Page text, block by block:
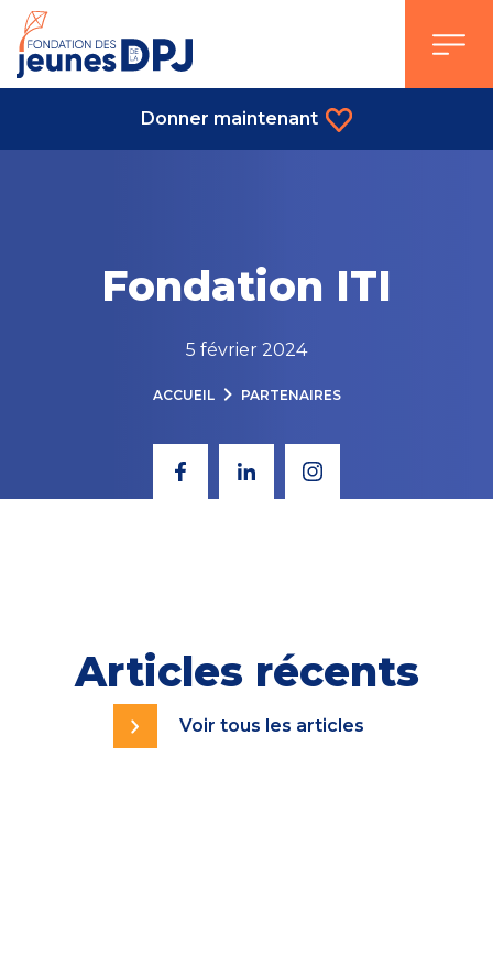
Skip
content
Donner maintenant
Fondation ITI
5 février 2024
ACCUEIL PARTENAIRES
Articles récents
Voir tous les articles